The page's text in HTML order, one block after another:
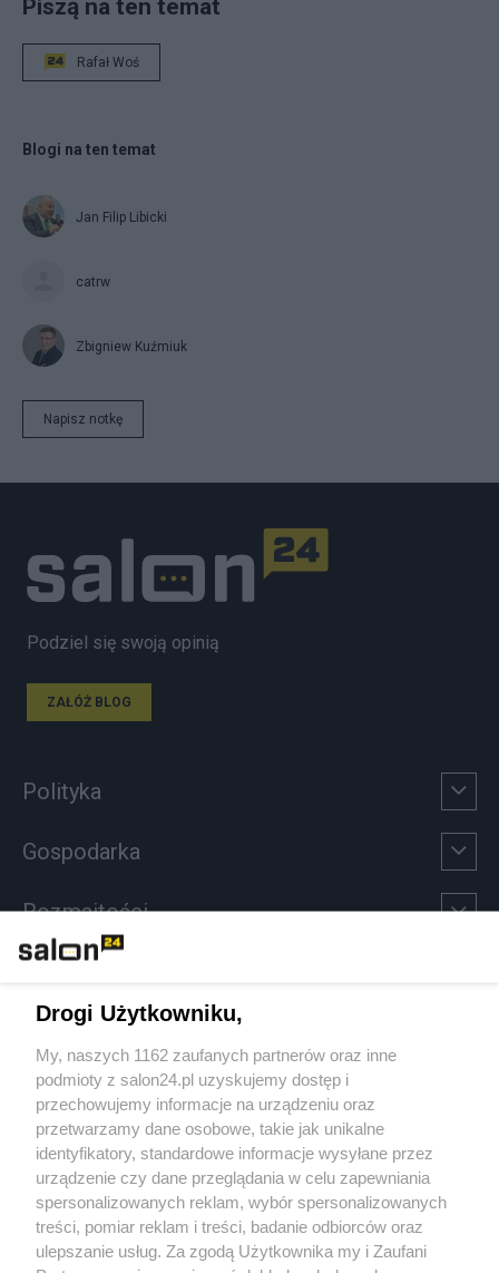
Piszą na ten temat
Rafał Woś
Blogi na ten temat
Jan Filip Libicki
catrw
Zbigniew Kuźmiuk
Napisz notkę
Podziel się swoją opinią
ZAŁÓŻ BLOG
Polityka
Gospodarka
Rozmaitości
Sport
Społeczeństwo
Kultura
X Facebook Instagram Youtube
Drogi Użytkowniku,
My, naszych 1162 zaufanych partnerów oraz inne
podmioty z salon24.pl uzyskujemy dostęp i
przechowujemy informacje na urządzeniu oraz
przetwarzamy dane osobowe, takie jak unikalne
identyfikatory, standardowe informacje wysyłane przez
urządzenie czy dane przeglądania w celu zapewniania
spersonalizowanych reklam, wybór spersonalizowanych
treści, pomiar reklam i treści, badanie odbiorców oraz
ulepszanie usług. Za zgodą Użytkownika my i Zaufani